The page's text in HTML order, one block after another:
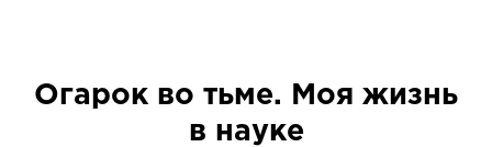
Огарок во тьме. Моя жизнь
в науке